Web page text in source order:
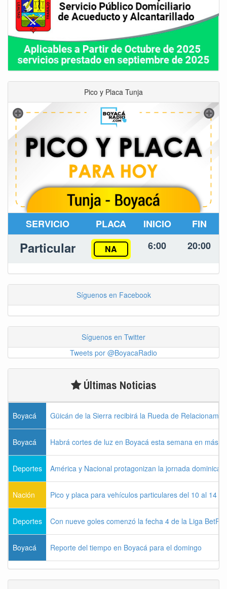
Pico y Placa Tunja
SERVICIO PLACA INICIO FIN
Particular NA 6:00 20:00
Síguenos en Facebook
Síguenos en Twitter
Tweets por @BoyacaRadio
Últimas Noticias
Boyacá Güicán de la Sierra recibirá la Rueda de
Boyacá Habrá cortes de luz en Boyacá esta semana en más
Deportes América y Nacional protagonizan la jornada dominical
Nación Pico y placa para vehículos particulares del 10 al 14
Deportes Con nueve goles comenzó la fecha 4 de la Liga
Boyacá Reporte del tiempo en Boyacá para el domingo